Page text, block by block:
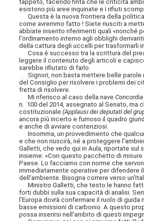
tappeto, facendo finta che le criticità
esistono più aree inquinate e i rifiuti
Questa è la nuova frontiera della
come avremmo fatto ! Siete riusciti a
abbiate inserito riferimenti quali «nonché
l'ordinamento interno agli obblighi
della cattura degli uccelli per trasformarli
Cosa è successo tra la scrittura del
leggere il contenuto degli articoli e
sarebbe rifiutato di farlo.
Signori, non basta mettere belle parole
del Consiglio per risolvere i problemi dei
fretta di risolvere.
Mi riferisco al caso della naveConcordia
n. 100 del 2014, assegnato al Senato,
costituzionale(Applausi dei deputati del
ancora più incerto e fumoso il quadro
e anche di avviare contenziosi.
Insomma, un provvedimento che
e che non riuscirà, né a proteggere
Galletti, che vedo qui in Aula, riportate
insieme: «Con questo pacchetto di
Paese. Lo facciamo con norme che
immediatamente operative per difendere
dell'ambiente. Bisogna correre verso
Ministro Galletti, che testo le hanno
forti dubbi sulla sua capacità di analisi.
l'Europa dovrà confermare il ruolo di
basse emissioni di carbonio. A questo
possa inserirsi nell'ambito di questi